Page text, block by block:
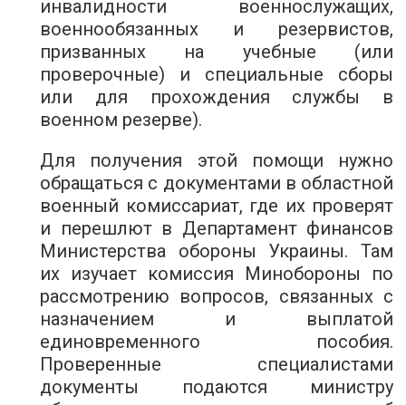
инвалидности военнослужащих,
военнообязанных и резервистов,
призванных на учебные (или
проверочные) и специальные сборы
или для прохождения службы в
военном резерве).
Для получения этой помощи нужно
обращаться с документами в областной
военный комиссариат, где их проверят
и перешлют в Департамент финансов
Министерства обороны Украины. Там
их изучает комиссия Минобороны по
рассмотрению вопросов, связанных с
назначением и выплатой
единовременного пособия.
Проверенные специалистами
документы подаются министру